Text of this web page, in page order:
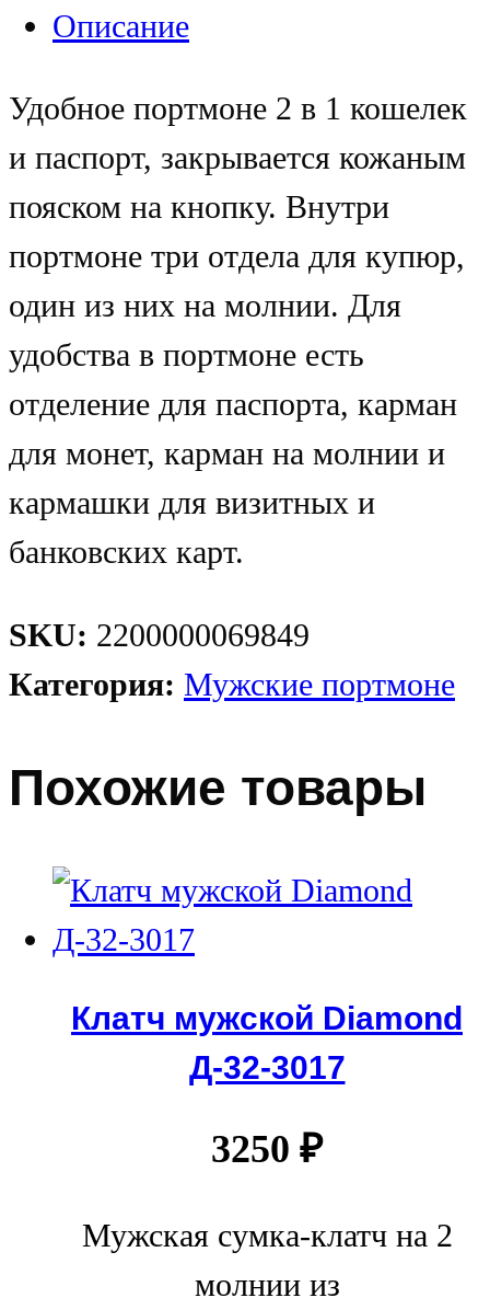
Описание
Удобное портмоне 2 в 1 кошелек
и паспорт, закрывается кожаным
пояском на кнопку. Внутри
портмоне три отдела для купюр,
один из них на молнии. Для
удобства в портмоне есть
отделение для паспорта, карман
для монет, карман на молнии и
кармашки для визитных и
банковских карт.
SKU: 2200000069849
Категория: Мужские портмоне
Похожие товары
Клатч мужской Diamond
Д-32-3017
3250 ₽
Мужская сумка-клатч на 2
молнии из